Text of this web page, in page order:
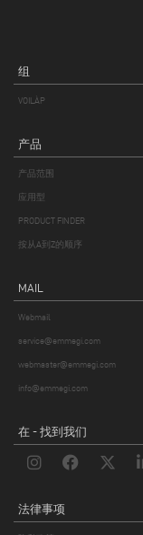
组
VOILÀP
产品
产品范围
应用型
PRODUCT FINDER
按从A到Z的顺序
MAIL
Webmail
service@emmegi.com
webmaster@emmegi.com
info@emmegi.com
在 - 找到我们
法律事项